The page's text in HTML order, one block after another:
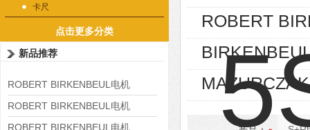
卡尺
点击更多分类
新品推荐
ROBERT BIRKENBEUL电机
8APE225M-4-IE3
ROBERT BIRKENBEUL电机
8APE180L-4 IE3
ROBERT BIRKENBEUL电机
ROBERT